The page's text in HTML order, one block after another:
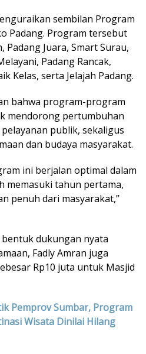
sembilan Program
Padang. Program tersebut
Padang Juara, Smart Surau,
Padang Rancak,
Kelas, serta Jelajah Padang.
bahwa program-program
mendorong pertumbuhan
publik, sekaligus
dan budaya masyarakat.
ini berjalan optimal dalam
memasuki tahun pertama,
penuh dari masyarakat,”
dukungan nyata
Fadly Amran juga
Rp10 juta untuk Masjid
Pemprov Sumbar, Program
Wisata Dinilai Hilang